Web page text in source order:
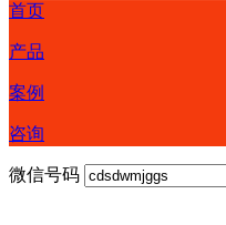
首页
产品
案例
咨询
微信号码